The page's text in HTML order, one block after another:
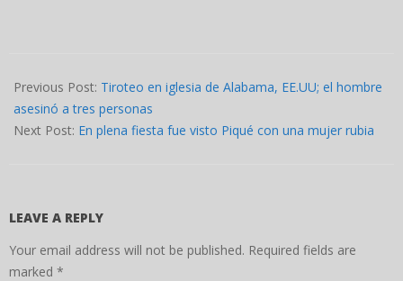
06-
18
Previous Post: Tiroteo en iglesia de Alabama, EE.UU; el hombre
asesinó a tres personas
Next Post: En plena fiesta fue visto Piqué con una mujer rubia
LEAVE A REPLY
Your email address will not be published. Required fields are
marked *